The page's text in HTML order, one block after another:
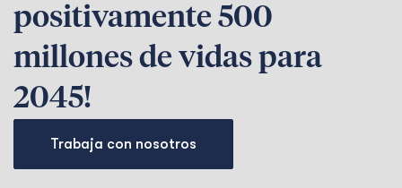
positivamente 500
millones de vidas para
2045!
Trabaja con nosotros